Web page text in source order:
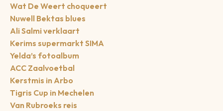
Wat De Weert choqueert
Nuwell Bektas blues
Ali Salmi verklaart
Kerims supermarkt SIMA
Yelda’s fotoalbum
ACC Zaalvoetbal
Kerstmis in Arbo
Tigris Cup in Mechelen
Van Rubroeks reis